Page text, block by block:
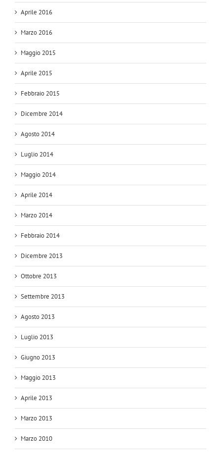
Aprile 2016
Marzo 2016
Maggio 2015
Aprile 2015
Febbraio 2015
Dicembre 2014
Agosto 2014
Luglio 2014
Maggio 2014
Aprile 2014
Marzo 2014
Febbraio 2014
Dicembre 2013
Ottobre 2013
Settembre 2013
Agosto 2013
Luglio 2013
Giugno 2013
Maggio 2013
Aprile 2013
Marzo 2013
Marzo 2010